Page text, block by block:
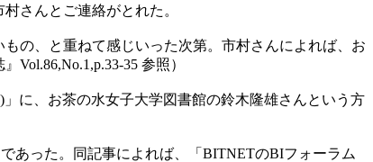
さんとご連絡がとれた。
の、と重ねて感じいった次第。市村さんによれば、お
35 参照）
に、お茶の水女子大学図書館の鈴木隆雄さんという方
あった。同記事によれば、「BITNETのBIフォーラム